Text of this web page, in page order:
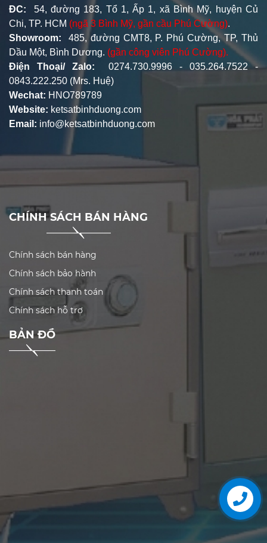
ĐC: 54, đường 183, Tổ 1, Ấp 1, xã Bình Mỹ, huyện Củ
Chi, TP. HCM (ngã 3 Bình Mỹ, gần cầu Phú Cường).
Showroom: 485, đường CMT8, P. Phú Cường, TP, Thủ
Dầu Một, Bình Dương. (gần công viên Phú Cường).
Điện Thoại/ Zalo: 0274.730.9996 - 035.264.7522 -
0843.222.250 (Mrs. Huệ)
Wechat: HNO789789
Website: ketsatbinhduong.com
Email: info@ketsatbinhduong.com
CHÍNH SÁCH BÁN HÀNG
Chính sách bán hàng
Chính sách bảo hành
Chính sách thanh toán
Chính sách hỗ trợ
BẢN ĐỒ